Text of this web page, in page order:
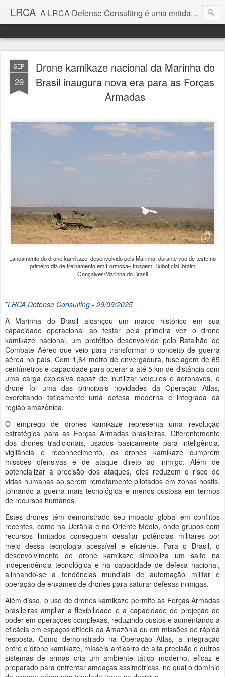
LRCA A LRCA Defense Consulting é uma entidade sem fins lucrativos que se dedica a produzir e divulgar notícias e análises sobre as Empresas de Defesa. Não somos jornalistas e nem este é um blog jornalístico.
SEP
29
Drone kamikaze nacional da Marinha do
Brasil inaugura nova era para as Forças
Armadas
Lançamento do drone kamikaze, desenvolvido pela Marinha, durante voo de teste no
primeiro dia de treinamento em Formosa– Imagem: Suboficial Ibraim
Gonçalves/Marinha do Brasil
*LRCA Defense Consulting - 29/09/2025
A Marinha do Brasil alcançou um marco histórico em sua
capacidade operacional ao testar pela primeira vez o drone
kamikaze nacional, um protótipo desenvolvido pelo Batalhão de
Combate Aéreo que veio para transformar o conceito de guerra
aérea no país. Com 1,64 metro de envergadura, fuselagem de 65
centímetros e capacidade para operar a até 5 km de distância com
uma carga explosiva capaz de inutilizar veículos e aeronaves, o
drone foi uma das principais novidades da Operação Atlas,
exercitando taticamente uma defesa moderna e integrada da
região amazônica.
O emprego de drones kamikaze representa uma revolução
estratégica para as Forças Armadas brasileiras. Diferentemente
dos drones tradicionais, usados basicamente para inteligência,
vigilância e reconhecimento, os drones kamikaze cumprem
missões ofensivas e de ataque direto ao inimigo. Além de
potencializar a precisão dos ataques, eles reduzem o risco de
vidas humanas ao serem remotamente pilotados em zonas hostis,
tornando a guerra mais tecnológica e menos custosa em termos
de recursos humanos.
Estes drones têm demonstrado seu impacto global em conflitos
recentes, como na Ucrânia e no Oriente Médio, onde grupos com
recursos limitados conseguem desafiar potências militares por
meio dessa tecnologia acessível e eficiente. Para o Brasil, o
desenvolvimento do drone kamikaze simboliza um salto na
independência tecnológica e na capacidade de defesa nacional,
alinhando-se a tendências mundiais de automação militar e
operação de enxames de drones para saturar defesas inimigas.
Além disso, o uso de drones kamikaze permite às Forças Armadas
brasileiras ampliar a flexibilidade e a capacidade de projeção de
poder em operações complexas, reduzindo custos e aumentando a
eficácia em espaços difíceis da Amazônia ou em missões de rápida
resposta. Como demonstrado na Operação Atlas, a integração
entre o drone kamikaze, mísseis anticarro de alta precisão e outros
sistemas de armas cria um ambiente tático moderno, eficaz e
preparado para enfrentar ameaças assimétricas, no qual o domínio